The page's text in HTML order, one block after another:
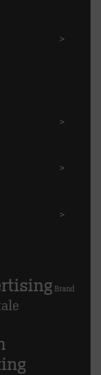
>
>
>
>
Brand